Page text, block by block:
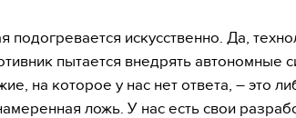
подогревается искусственно. Да,
пытается внедрять автономные
на которое у нас нет ответа, – это
ложь. У нас есть свои